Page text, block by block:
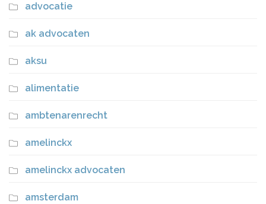
advocatie
ak advocaten
aksu
alimentatie
ambtenarenrecht
amelinckx
amelinckx advocaten
amsterdam